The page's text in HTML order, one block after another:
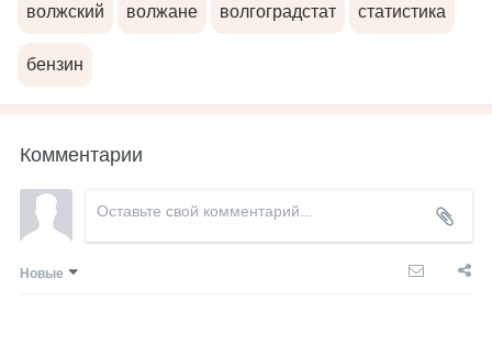
волжский волжане волгоградстат статистика
бензин
Комментарии
Новые